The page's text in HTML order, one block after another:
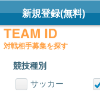
新規登録(無料)
対戦相手募集を探す
競技種別
サッカー